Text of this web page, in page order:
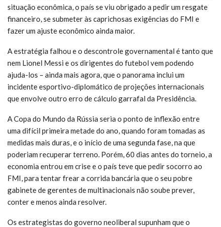
situação econômica, o país se viu obrigado a pedir um resgate
financeiro, se submeter às caprichosas exigências do FMI e
fazer um ajuste econômico ainda maior.
A estratégia falhou e o descontrole governamental é tanto que
nem Lionel Messi e os dirigentes do futebol vem podendo
ajuda-los – ainda mais agora, que o panorama inclui um
incidente esportivo-diplomático de projeções internacionais
que envolve outro erro de cálculo garrafal da Presidência.
A Copa do Mundo da Rússia seria o ponto de inflexão entre
uma difícil primeira metade do ano, quando foram tomadas as
medidas mais duras, e o início de uma segunda fase, na que
poderiam recuperar terreno. Porém, 60 dias antes do torneio, a
economia entrou em crise e o país teve que pedir socorro ao
FMI, para tentar frear a corrida bancária que o seu pobre
gabinete de gerentes de multinacionais não soube prever,
conter e menos ainda resolver.
Os estrategistas do governo neoliberal supunham que o